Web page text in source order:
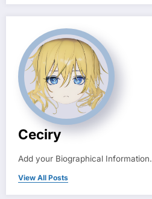
Ceciry
Add your Biographical Information.
View All Posts